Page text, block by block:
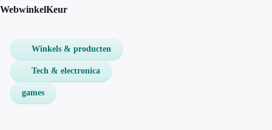
WebwinkelKeur
Winkels & producten
Tech & electronica
games